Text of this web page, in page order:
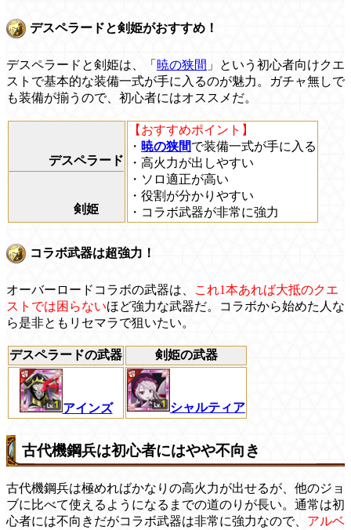
デスペラードと剣姫がおすすめ！
デスペラードと剣姫は、「 暁の狭間 」という初心者向けクエ
ストで基本的な装備一式が手に入るのが魅力。ガチャ無しで
も装備が揃うので、初心者にはオススメだ。
デスペラード
剣姫
【おすすめポイント】
・ 暁の狭間で装備一式が手に入る
・高火力が出しやすい
・ソロ適正が高い
・役割が分かりやすい
・コラボ武器が非常に強力
コラボ武器は超強力！
オーバーロードコラボの武器は、
これ1本あれば大抵のクエ
ストでは困らないほど強力な武器だ。コラボから始めた人な
ら是非ともリセマラで狙いたい。
デスペラードの武器 剣姫の武器
アインズ シャルティア
古代機鋼兵は初心者にはやや不向き
古代機鋼兵は極めればかなりの高火力が出せるが、他のジョ
ブに比べて使えるようになるまでの道のりが長い。通常は初
心者には不向きだがコラボ武器は非常に強力なので、 アルベ